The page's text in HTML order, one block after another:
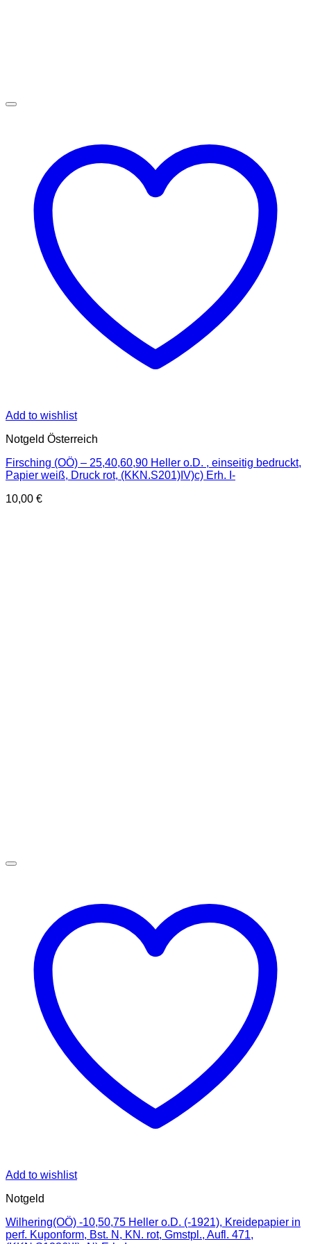
Add to wishlist
Notgeld Österreich
Firsching (OÖ) – 25,40,60,90 Heller o.D. , einseitig bedruckt,
Papier weiß, Druck rot, (KKN.S201)IV)c) Erh. I-
10,00 €
Add to wishlist
Notgeld
Wilhering(OÖ) -10,50,75 Heller o.D. (-1921), Kreidepapier in
perf. Kuponform, Bst. N, KN. rot, Gmstpl., Aufl. 471,